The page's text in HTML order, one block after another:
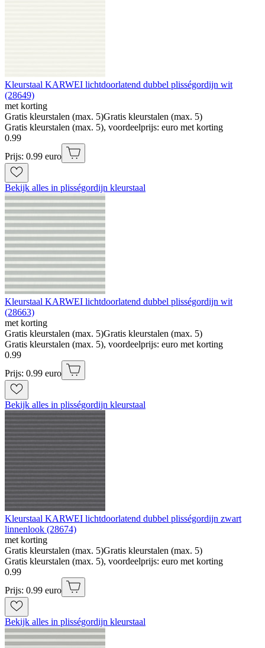
Kleurstaal KARWEI lichtdoorlatend dubbel plisségordijn wit
(28649)
met korting
Gratis kleurstalen (max. 5)Gratis kleurstalen (max. 5)
Gratis kleurstalen (max. 5), voordeelprijs: euro met korting
0.99
Prijs: 0.99 euro
Bekijk alles in plisségordijn kleurstaal
Kleurstaal KARWEI lichtdoorlatend dubbel plisségordijn wit
(28663)
met korting
Gratis kleurstalen (max. 5)Gratis kleurstalen (max. 5)
Gratis kleurstalen (max. 5), voordeelprijs: euro met korting
0.99
Prijs: 0.99 euro
Bekijk alles in plisségordijn kleurstaal
Kleurstaal KARWEI lichtdoorlatend dubbel plisségordijn zwart
linnenlook (28674)
met korting
Gratis kleurstalen (max. 5)Gratis kleurstalen (max. 5)
Gratis kleurstalen (max. 5), voordeelprijs: euro met korting
0.99
Prijs: 0.99 euro
Bekijk alles in plisségordijn kleurstaal